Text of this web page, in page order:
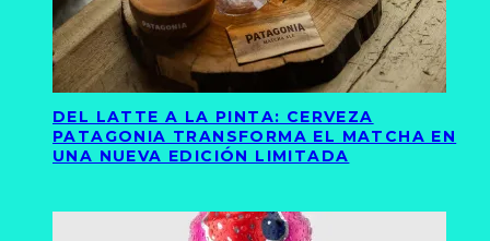
DEL LATTE A LA PINTA: CERVEZA
PATAGONIA TRANSFORMA EL MATCHA EN
UNA NUEVA EDICIÓN LIMITADA